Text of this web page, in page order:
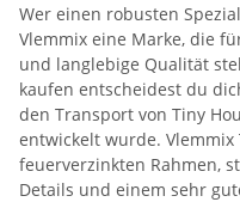
Wer einen robusten
Vlemmix eine Marke, die
und langlebige Qualität
kaufen entscheidest du
den Transport von Tiny
entwickelt wurde.
feuerverzinkten Rahmen,
Details und einem sehr